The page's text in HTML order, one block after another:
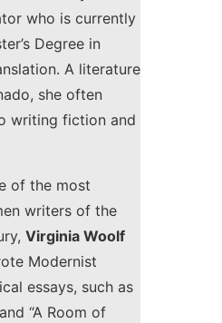
who is currently
Degree in
A literature
she often
writing fiction and
of the most
writers of the
Virginia Woolf
Modernist
essays, such as
and “A Room of